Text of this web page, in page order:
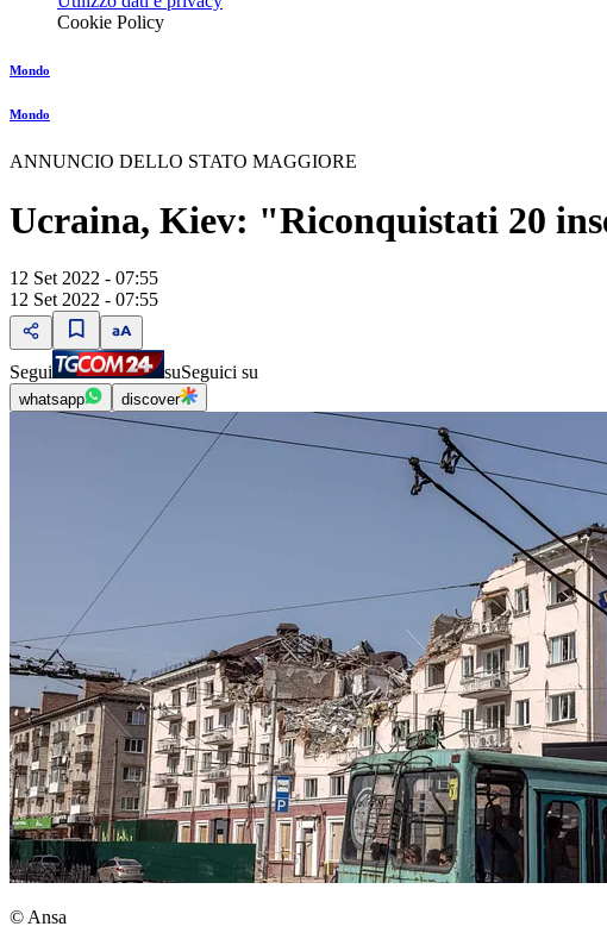
Cookie Policy
Mondo
Mondo
ANNUNCIO DELLO STATO MAGGIORE
Ucraina, Kiev: "Riconquistati 20
12 Set 2022 - 07:55
12 Set 2022 - 07:55
Segui suSeguici su
whatsapp discover
© Ansa